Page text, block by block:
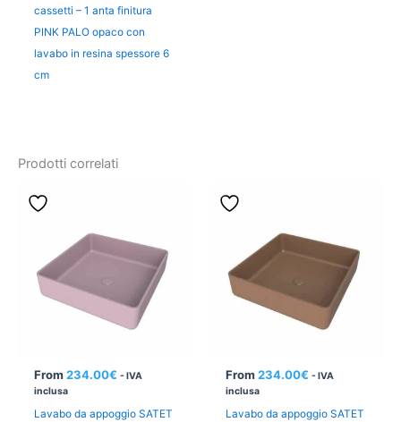
cassetti – 1 anta finitura
PINK PALO opaco con
lavabo in resina spessore 6
cm
Prodotti correlati
From 234.00€ - IVA
inclusa
Lavabo da appoggio SATET
From 234.00€ - IVA
inclusa
Lavabo da appoggio SATET